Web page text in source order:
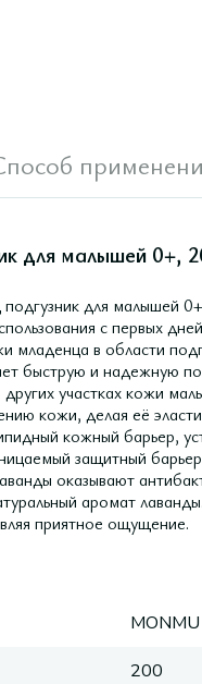
для малышей 0+,
для малышей
с первых
младенца в области
быструю и надежную
участках кожи
кожи, делая её
кожный барьер,
защитный
оказывают
аромат
приятное ощущение.
MONMU
200